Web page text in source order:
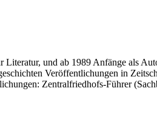
Literatur, und ab 1989 Anfänge als
Veröffentlichungen in
Zentralfriedhofs-Führer